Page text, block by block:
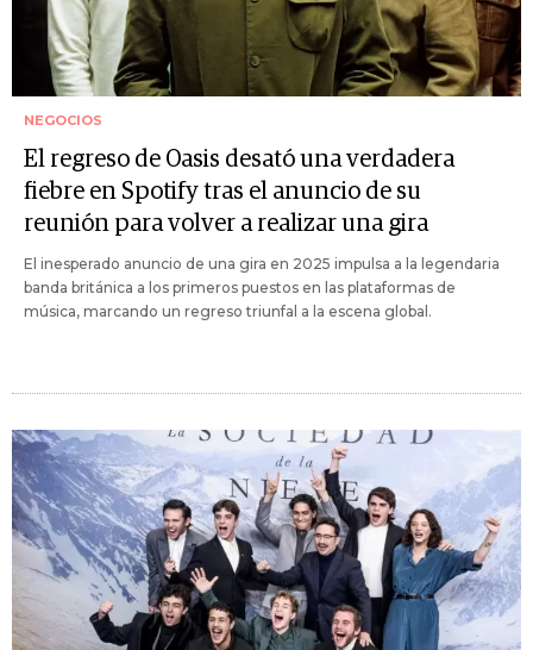
NEGOCIOS
El regreso de Oasis desató una verdadera
fiebre en Spotify tras el anuncio de su
reunión para volver a realizar una gira
El inesperado anuncio de una gira en 2025 impulsa a la legendaria
banda británica a los primeros puestos en las plataformas de
música, marcando un regreso triunfal a la escena global.